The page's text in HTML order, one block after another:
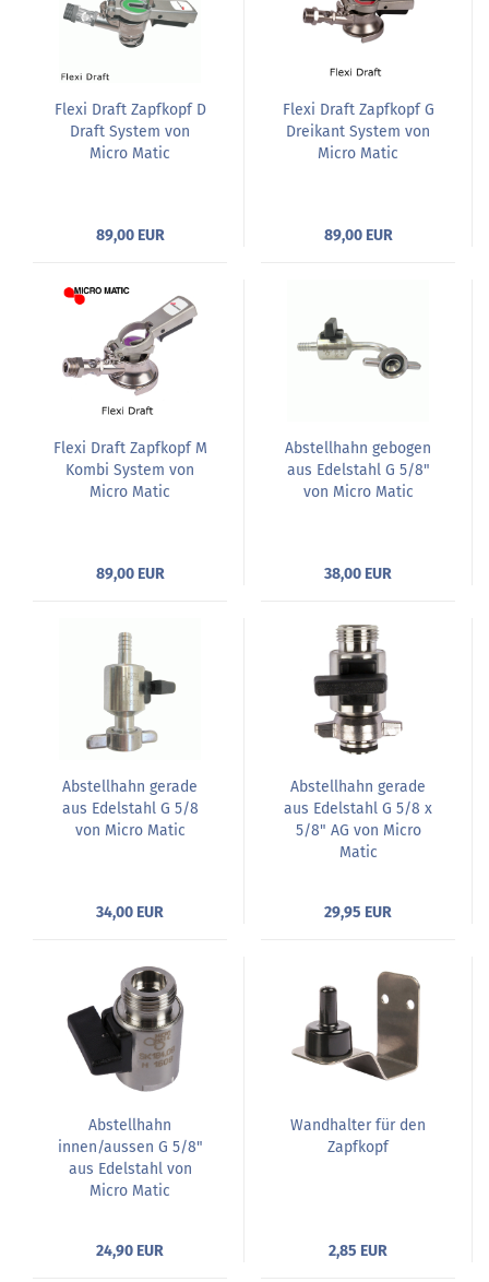
Flexi Draft Zapfkopf D
Draft System von
Micro Matic
89,00 EUR
Flexi Draft Zapfkopf G
Dreikant System von
Micro Matic
89,00 EUR
Flexi Draft Zapfkopf M
Kombi System von
Micro Matic
89,00 EUR
Abstellhahn gebogen
aus Edelstahl G 5/8"
von Micro Matic
38,00 EUR
Abstellhahn gerade
aus Edelstahl G 5/8
von Micro Matic
34,00 EUR
Abstellhahn gerade
aus Edelstahl G 5/8 x
5/8" AG von Micro
Matic
29,95 EUR
Abstellhahn
innen/aussen G 5/8"
aus Edelstahl von
Micro Matic
24,90 EUR
Wandhalter für den
Zapfkopf
2,85 EUR